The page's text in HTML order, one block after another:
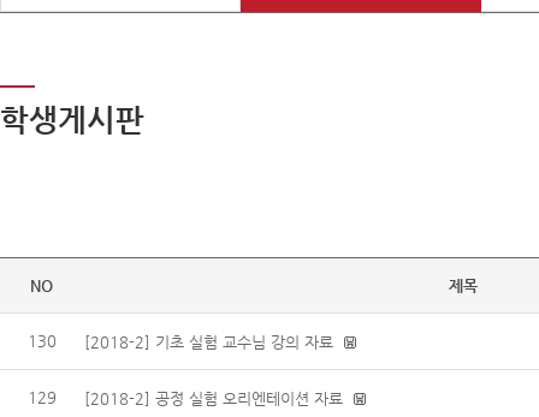
학생게시판
NO 제목
130 [2018-2] 기초 실험 교수님 강의 자료
129 [2018-2] 공정 실험 오리엔테이션 자료